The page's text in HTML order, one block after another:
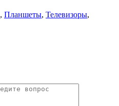
, Планшеты, Телевизоры,